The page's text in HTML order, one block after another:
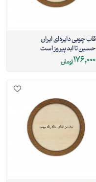
قاب چوبی دایره‌ای ایران
حسین تا ابد پیروز است
176,000تومان